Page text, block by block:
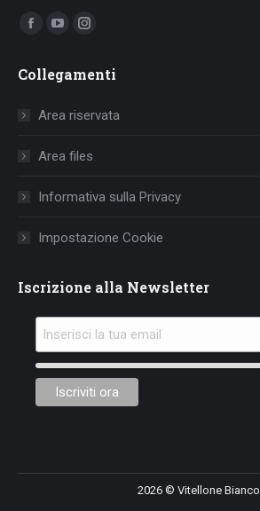
Ci puoi trovare su:
Facebook
opens
window
YouTube
opens
window
Instagram
opens
Collegamenti
Area riservata
Area files
Informativa sulla Privacy
Impostazione Cookie
Iscrizione alla Newsletter
2026 © Vitellone Bianco